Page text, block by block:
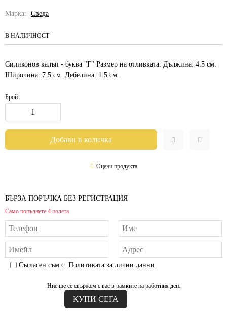
Марка: Сведа
В НАЛИЧНОСТ
Силиконов калъп - буква "Г" Размер на отливката: Дължина: 4.5 см.
Широчина: 7.5 см. Дебелина: 1.5 см.
Брой:
Оцени продукта
БЪРЗА ПОРЪЧКА БЕЗ РЕГИСТРАЦИЯ
Само попълнете 4 полета
Съгласен съм с Политиката за лични данни
Ние ще се свържем с вас в рамките на работния ден.